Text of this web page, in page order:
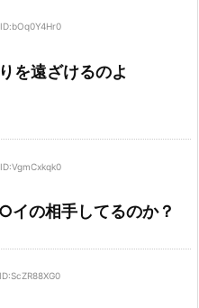
を遠ざけるのよ
イの相手してるのか？